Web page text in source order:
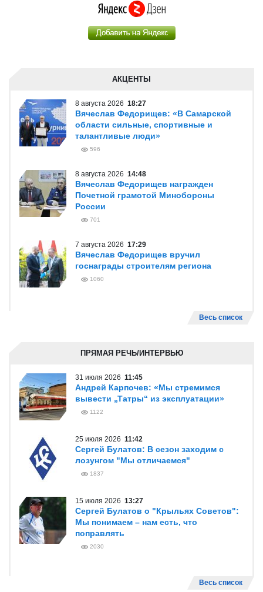
АКЦЕНТЫ
8 августа 2026 18:27
Вячеслав Федорищев: «В Самарской
области сильные, спортивные и
талантливые люди»
596
8 августа 2026 14:48
Вячеслав Федорищев награжден
Почетной грамотой Минобороны
России
701
7 августа 2026 17:29
Вячеслав Федорищев вручил
госнаграды строителям региона
1060
Весь список
ПРЯМАЯ РЕЧЬ/ИНТЕРВЬЮ
31 июля 2026 11:45
Андрей Карпочев: «Мы стремимся
вывести „Татры“ из эксплуатации»
1122
25 июля 2026 11:42
Сергей Булатов: В сезон заходим с
лозунгом "Мы отличаемся"
1837
15 июля 2026 13:27
Сергей Булатов о "Крыльях Советов":
Мы понимаем – нам есть, что
поправлять
2030
Весь список